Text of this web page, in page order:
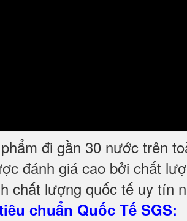
đi gần 30 nước trên
đánh giá cao bởi chất
chất lượng quốc tế uy tín
chuẩn Quốc Tế SGS: